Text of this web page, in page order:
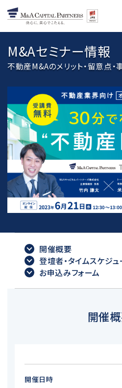
M&Aセミナー情報
不動産M&Aのメリット・留意点・
開催概要
登壇者・タイムスケジ
お申込みフォーム
開催
開催日時